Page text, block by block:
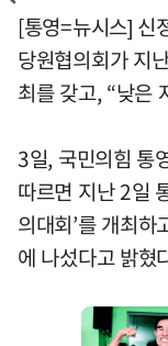
[통영=뉴시스] 신
당원협의회가 지
최를 갖고, “낮은
3일, 국민의힘 통
따르면 지난 2일
의대회’를 개최
에 나섰다고 밝혔